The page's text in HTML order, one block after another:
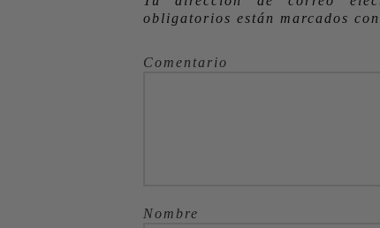
obligatorios están marcados con